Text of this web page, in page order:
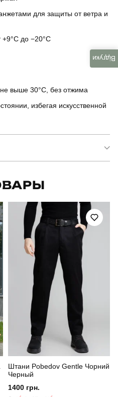
для защиты от ветра и
до −20°C
выше 30°C, без отжима
избегая искусственной
OWku13612XLba
для повсякденного носіння
повсякденний
Штани Pobedov Gentle Чорний
Черный
1400 грн.
Відгуки